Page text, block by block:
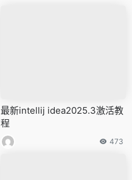
最新intellij idea2025.3激活教
程
473